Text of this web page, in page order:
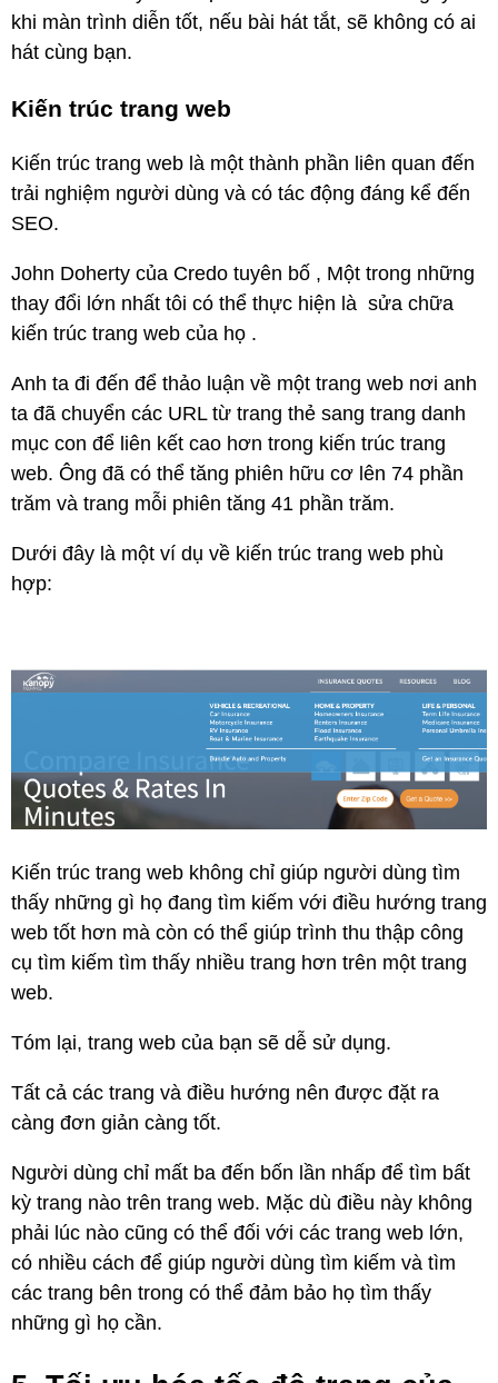
khi màn trình diễn tốt, nếu bài hát tắt, sẽ không có ai
hát cùng bạn.
Kiến trúc trang web
Kiến trúc trang web là một thành phần liên quan đến
trải nghiệm người dùng và có tác động đáng kể đến
SEO.
John Doherty của Credo tuyên bố , Một trong những
thay đổi lớn nhất tôi có thể thực hiện là sửa chữa
kiến ​​trúc trang web của họ .
Anh ta đi đến để thảo luận về một trang web nơi anh
ta đã chuyển các URL từ trang thẻ sang trang danh
mục con để liên kết cao hơn trong kiến ​​trúc trang
web. Ông đã có thể tăng phiên hữu cơ lên ​​74 phần
trăm và trang mỗi phiên tăng 41 phần trăm.
Dưới đây là một ví dụ về kiến ​​trúc trang web phù
hợp:
Kiến trúc trang web không chỉ giúp người dùng tìm
thấy những gì họ đang tìm kiếm với điều hướng trang
web tốt hơn mà còn có thể giúp trình thu thập công
cụ tìm kiếm tìm thấy nhiều trang hơn trên một trang
web.
Tóm lại, trang web của bạn sẽ dễ sử dụng.
Tất cả các trang và điều hướng nên được đặt ra
càng đơn giản càng tốt.
Người dùng chỉ mất ba đến bốn lần nhấp để tìm bất
kỳ trang nào trên trang web. Mặc dù điều này không
phải lúc nào cũng có thể đối với các trang web lớn,
có nhiều cách để giúp người dùng tìm kiếm và tìm
các trang bên trong có thể đảm bảo họ tìm thấy
những gì họ cần.